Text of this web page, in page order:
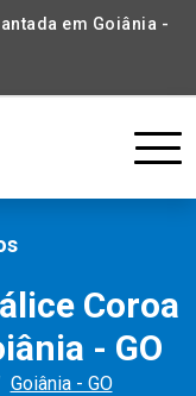
em Goiânia -
Coroa
- GO
Goiânia - GO